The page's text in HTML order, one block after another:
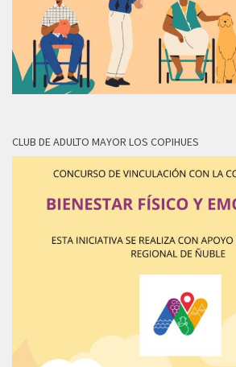
CLUB DE ADULTO MAYOR LOS COPIHUES